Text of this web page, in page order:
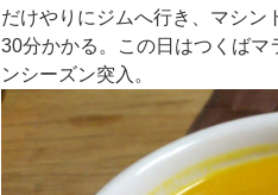
だけやりにジムへ行き、マシン
30分かかる。この日はつくば
ンシーズン突入。